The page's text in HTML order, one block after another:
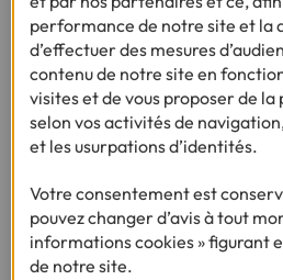
LES FRANÇAIS ET NOËL :
491 € : le budget moyen des
performance de notre site et la
d’effectuer des mesures
contenu de notre site en
visites et de vous proposer de
selon vos activités de
et les usurpations d’identités.
Votre consentement est
pouvez changer d’avis à tout
informations cookies » figurant
de notre site.